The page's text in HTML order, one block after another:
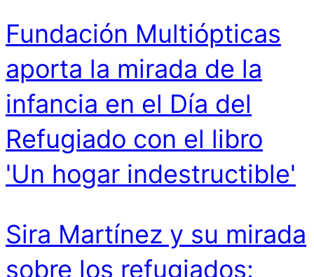
Fundación Multiópticas
aporta la mirada de la
infancia en el Día del
Refugiado con el libro
'Un hogar indestructible'
Sira Martínez y su mirada
sobre los refugiados: